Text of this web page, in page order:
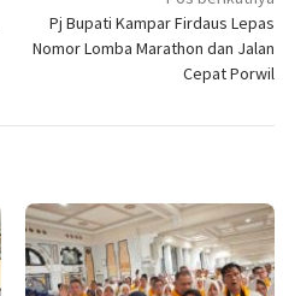
Pj Bupati Kampar Firdaus Lepas
Nomor Lomba Marathon dan Jalan
Cepat Porwil